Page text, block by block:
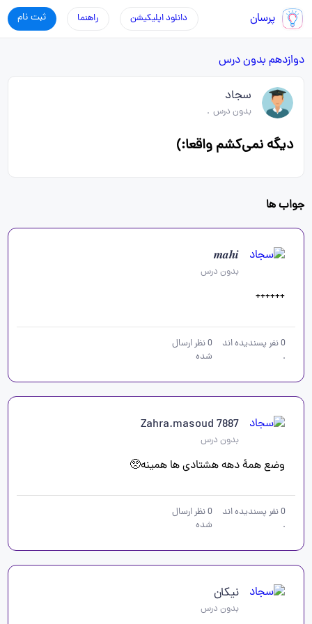
پرسان ثبت نام راهنما دانلود اپلیکیشن
دوازدهم بدون درس
سجاد
بدون درس .
دیگه نمی‌کشم واقعا:)
جواب ها
𝒎𝒂𝒉𝒊
بدون درس
++++++
0نفر پسندیده اند
.
0نظر ارسال
شده
Zahra.masoud 7887
بدون درس
وضع همهٔ دهه هشتادی ها همینه🥺
0نفر پسندیده اند
.
0نظر ارسال
شده
نیکان
بدون درس